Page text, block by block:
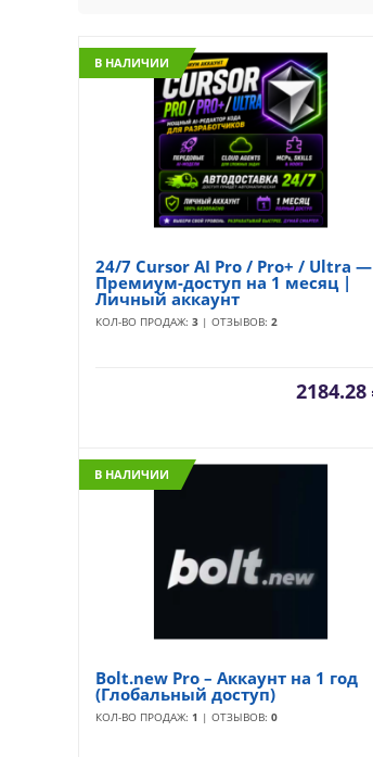
В НАЛИЧИИ
24/7 Cursor AI Pro / Pro+ / Ultra —
Премиум-доступ на 1 месяц |
Личный аккаунт
КОЛ-ВО ПРОДАЖ: 3 | ОТЗЫВОВ: 2
2184.28
В НАЛИЧИИ
Bolt.new Pro – Аккаунт на 1 год
(Глобальный доступ)
КОЛ-ВО ПРОДАЖ: 1 | ОТЗЫВОВ: 0